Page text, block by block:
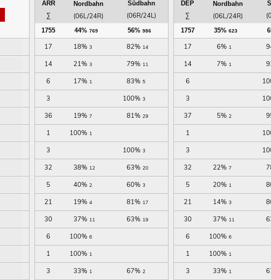
ARR
∑
Nordbahn
(06L/24R)
Südbahn
(06R/24L)
DEP
∑
Nordbahn
(06L/24R)
1755 44% 769 56% 986 1757 35% 623
17 18% 3 82% 14 17 6% 1
14 21% 3 79% 11 14 7% 1
6 17% 1 83% 5 6
3 100% 3 3
36 19% 7 81% 29 37 5% 2
1 100% 1 1
3 100% 3 3
32 38% 12 63% 20 32 22% 7
5 40% 2 60% 3 5 20% 1
21 19% 4 81% 17 21 14% 3
30 37% 11 63% 19 30 37% 11
6 100% 6 6 100% 6
1 100% 1 1 100% 1
3 33% 1 67% 2 3 33% 1